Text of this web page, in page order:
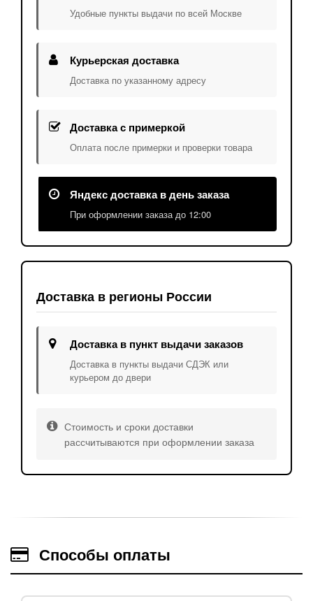
Удобные пункты выдачи по всей Москве
Курьерская доставка
Доставка по указанному адресу
Доставка с примеркой
Оплата после примерки и проверки товара
Яндекс доставка в день заказа
При оформлении заказа до 12:00
Доставка в регионы России
Доставка в пункт выдачи заказов
Доставка в пункты выдачи СДЭК или
курьером до двери
Стоимость и сроки доставки
рассчитываются при оформлении заказа
Способы оплаты